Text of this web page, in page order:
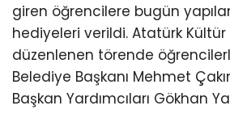
giren öğrencilere bugün
hediyeleri verildi. Atatürk Kültür
düzenlenen törende
Belediye Başkanı Mehmet
Başkan Yardımcıları Gökhan